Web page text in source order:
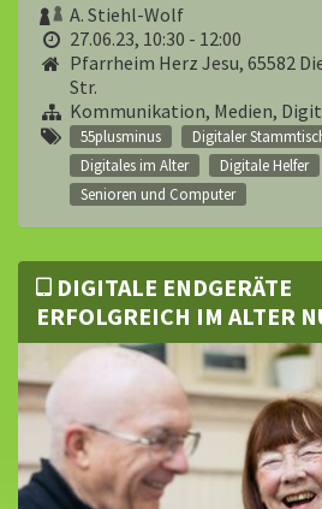
A. Stiehl-Wolf
27.06.23, 10:30 - 12:00
Pfarrheim Herz Jesu, 65582
Str.
Kommunikation, Medien,
55plusminus
Digitaler
Digitales im Alter
Digitale Helfer
Senioren und Computer
DIGITALE ENDGERÄTE
ERFOLGREICH IM ALTER